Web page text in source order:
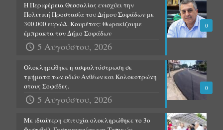
0
Η Περιφέρεια Θεσσαλίας ενισχύει την
Πολιτική Προστασία του Δήμου Σοφάδων με
300.000 ευρώΔ. Κουρέτας: Θωρακίζουμε
έμπρακτα τον Δήμο Σοφάδων
5 Αυγούστου, 2026
0
Ολοκληρώθηκε η ασφαλτόστρωση σε
τμήματα των οδών Ανθέων και Κολοκοτρώνη
στους Σοφάδες.
5 Αυγούστου, 2026
Με ιδιαίτερη επιτυχία ολοκληρώθηκε το 3ο